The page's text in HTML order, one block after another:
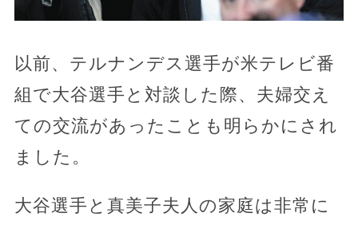
以前、テルナンデス選手が米テレビ番
組で大谷選手と対談した際、夫婦交え
ての交流があったことも明らかにされ
ました。
大谷選手と真美子夫人の家庭は非常に